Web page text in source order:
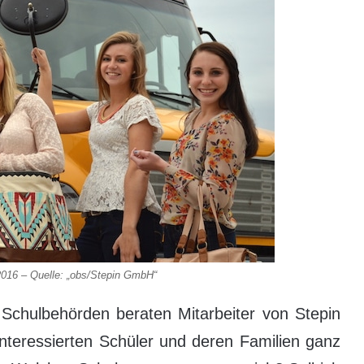
– Quelle: „obs/Stepin GmbH“
beraten Mitarbeiter von Stepin
Schüler und deren Familien ganz